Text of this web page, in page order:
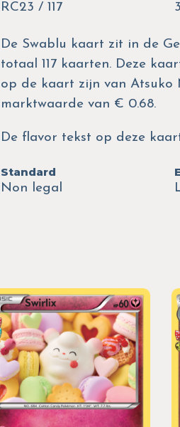
RC23 / 117
De Swablu kaart zit in de
totaal 117 kaarten. Deze
op de kaart zijn van Atsuko
marktwaarde van € 0.68.
De flavor tekst op deze
Standard
Non legal